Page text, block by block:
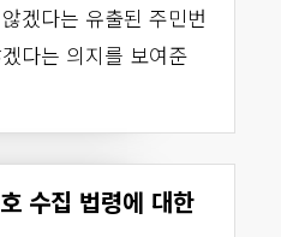
겠다는 유출된 주민번
다는 의지를 보여준
수집 법령에 대한